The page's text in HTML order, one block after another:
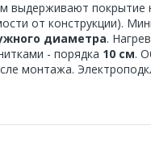
выдерживают покрытие
от конструкции).
диаметра.
- порядка 10 см.
монтажа.